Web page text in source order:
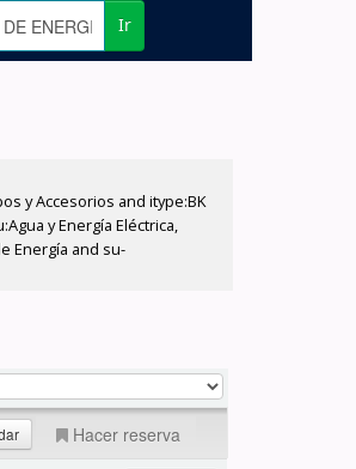
Ir
y Accesorios and itype:BK
y Energía Eléctrica,
Energía and su-
Hacer reserva